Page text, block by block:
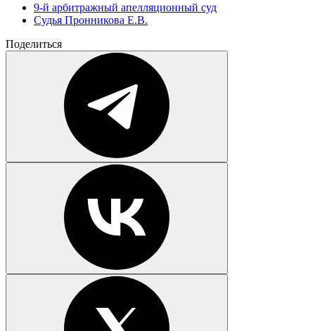
9-й арбитражный апелляционный суд
Cудья Пронникова Е.В.
Поделиться